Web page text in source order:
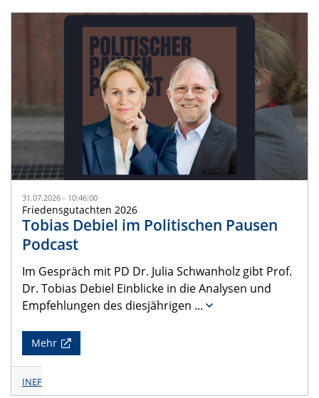
31.07.2026 - 10:46:00
Friedensgutachten 2026
Tobias Debiel im Politischen Pausen
Podcast
Im Gespräch mit PD Dr. Julia Schwanholz gibt Prof.
Dr. Tobias Debiel Einblicke in die Analysen und
Empfehlungen des diesjährigen ...
Mehr
INEF